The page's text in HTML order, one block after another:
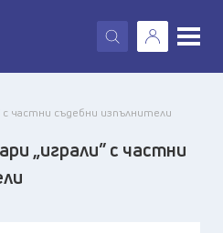
X
с частни съдебни изпълнители
„играли” с частни